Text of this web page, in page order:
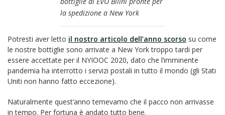
la spedizione a New York
Potresti aver letto il nostro articolo dell’anno scorso su come
le nostre bottiglie sono arrivate a New York troppo tardi per
essere accettate per il NYIOOC 2020, dato che l’imminente
pandemia ha interrotto i servizi postali in tutto il mondo (gli Stati
Uniti non hanno fatto eccezione).
Naturalmente quest’anno temevamo che il pacco non arrivasse
in tempo. Per fortuna è andato tutto bene.